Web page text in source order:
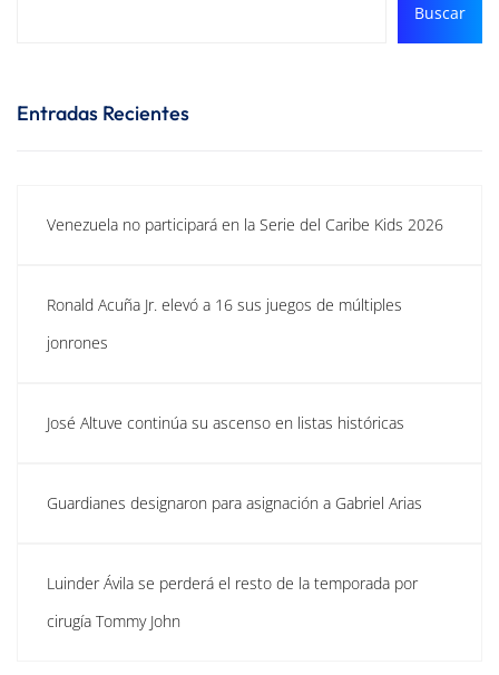
Buscar
Entradas Recientes
Venezuela no participará en la Serie del Caribe Kids 2026
Ronald Acuña Jr. elevó a 16 sus juegos de múltiples
jonrones
José Altuve continúa su ascenso en listas históricas
Guardianes designaron para asignación a Gabriel Arias
Luinder Ávila se perderá el resto de la temporada por
cirugía Tommy John